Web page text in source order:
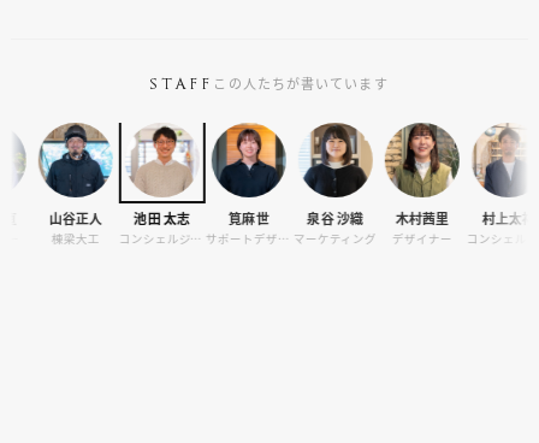
STAFF この人たちが書いています
池田 太志
コンシェルジュ・カメラマン
筧麻世
サポートデザイナー
泉谷 沙織
マーケティング
木村茜里
デザイナー
村上太祐
コンシェルジュ
宇夫方爽帆
サポートデザイナー